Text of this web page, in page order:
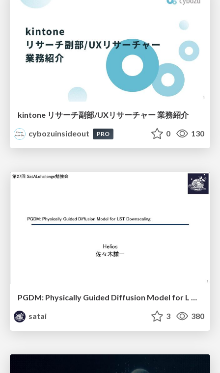
kintone リサーチ副部/UXリサーチャー 業務紹介
cybozuinsideout
PRO 0 130
PGDM: Physically Guided Diffusion Model for L Downscaling
satai
3 380